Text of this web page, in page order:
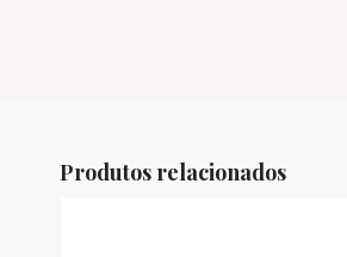
Produtos relacionados